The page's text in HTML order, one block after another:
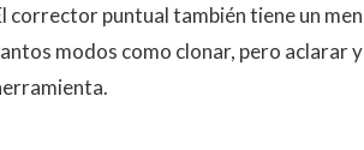
corrector puntual también tiene un
modos como clonar, pero aclarar